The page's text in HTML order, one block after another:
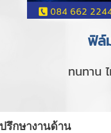
ฟิล์
ทนทาน
รึกษางานด้าน